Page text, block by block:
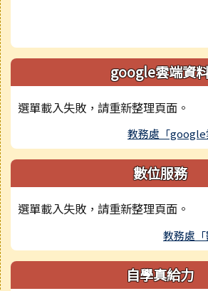
google雲端資
選單載入失敗，請重新整理頁面。
教務處「google
數位服務
選單載入失敗，請重新整理頁面。
教務處
自學真給力